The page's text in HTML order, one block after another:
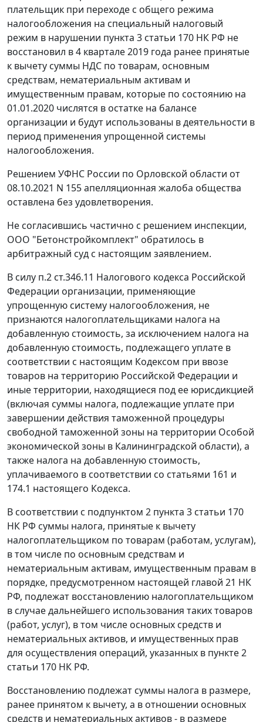
плательщик при переходе с общего режима
налогообложения на специальный налоговый
режим в нарушении пункта 3 статьи 170 НК РФ не
восстановил в 4 квартале 2019 года ранее принятые
к вычету суммы НДС по товарам, основным
средствам, нематериальным активам и
имущественным правам, которые по состоянию на
01.01.2020 числятся в остатке на балансе
организации и будут использованы в деятельности в
период применения упрощенной системы
налогообложения.
Решением УФНС России по Орловской области от
08.10.2021 N 155 апелляционная жалоба общества
оставлена без удовлетворения.
Не согласившись частично с решением инспекции,
ООО "Бетонстройкомплект" обратилось в
арбитражный суд с настоящим заявлением.
В силу п.2 ст.346.11 Налогового кодекса Российской
Федерации организации, применяющие
упрощенную систему налогообложения, не
признаются налогоплательщиками налога на
добавленную стоимость, за исключением налога на
добавленную стоимость, подлежащего уплате в
соответствии с настоящим Кодексом при ввозе
товаров на территорию Российской Федерации и
иные территории, находящиеся под ее юрисдикцией
(включая суммы налога, подлежащие уплате при
завершении действия таможенной процедуры
свободной таможенной зоны на территории Особой
экономической зоны в Калининградской области), а
также налога на добавленную стоимость,
уплачиваемого в соответствии со статьями 161 и
174.1 настоящего Кодекса.
В соответствии с подпунктом 2 пункта 3 статьи 170
НК РФ суммы налога, принятые к вычету
налогоплательщиком по товарам (работам, услугам),
в том числе по основным средствам и
нематериальным активам, имущественным правам в
порядке, предусмотренном настоящей главой 21 НК
РФ, подлежат восстановлению налогоплательщиком
в случае дальнейшего использования таких товаров
(работ, услуг), в том числе основных средств и
нематериальных активов, и имущественных прав
для осуществления операций, указанных в пункте 2
статьи 170 НК РФ.
Восстановлению подлежат суммы налога в размере,
ранее принятом к вычету, а в отношении основных
средств и нематериальных активов - в размере